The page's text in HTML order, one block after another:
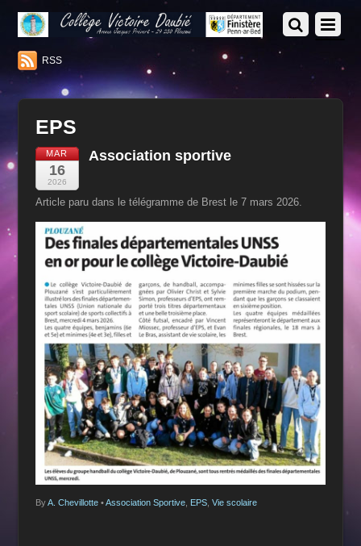
RSS
EPS
MAR
16
2026
Association sportive
Article paru dans le télégramme de Brest le 7 mars 2026.
ByA. Chevillotte• Association Sportive, EPS, Vie scolaire